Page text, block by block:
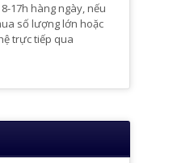
17h hàng ngày, nếu
số lượng lớn hoặc
trực tiếp qua